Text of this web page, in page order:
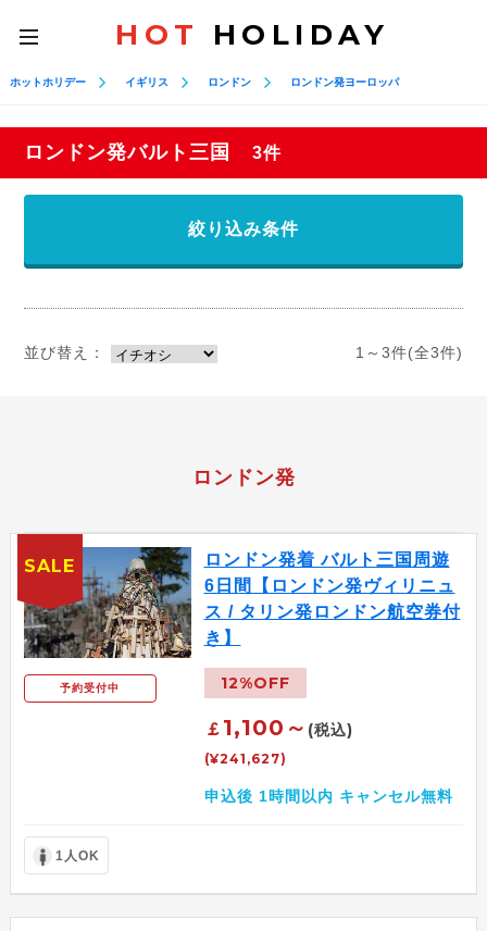
toggle
navigation
HOT HOLIDAY
ホットホリデー イギリス ロンドン ロンドン発ヨーロッパ
ロンドン発バルト三国 3件
絞り込み条件
並び替え： 1～3件(全3件)
ロンドン発
予約受付中
ロンドン発着 バルト三国周遊
6日間【ロンドン発ヴィリニュ
ス / タリン発ロンドン航空券付
き】
12%OFF
￡ 1,100～ (税込)
(¥241,627)
申込後 1時間以内 キャンセル無料
1人OK
SALE